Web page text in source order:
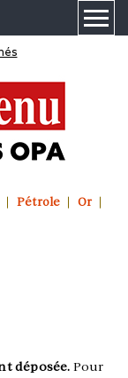
Pétrole
Or
déposée. Pour